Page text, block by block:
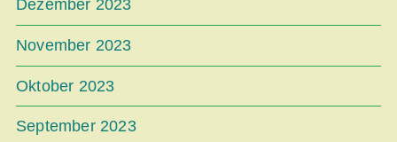
Dezember 2023
November 2023
Oktober 2023
September 2023